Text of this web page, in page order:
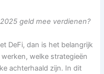
geld mee verdienen?
DeFi, dan is het belangrijk
welke strategieën
achterhaald zijn. In dit